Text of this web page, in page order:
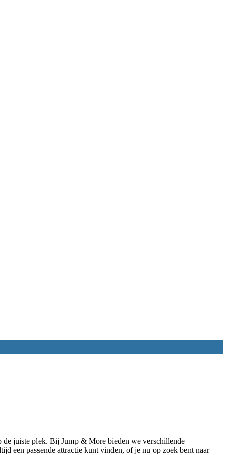
de juiste plek. Bij Jump & More bieden we verschillende
een passende attractie kunt vinden, of je nu op zoek bent naar